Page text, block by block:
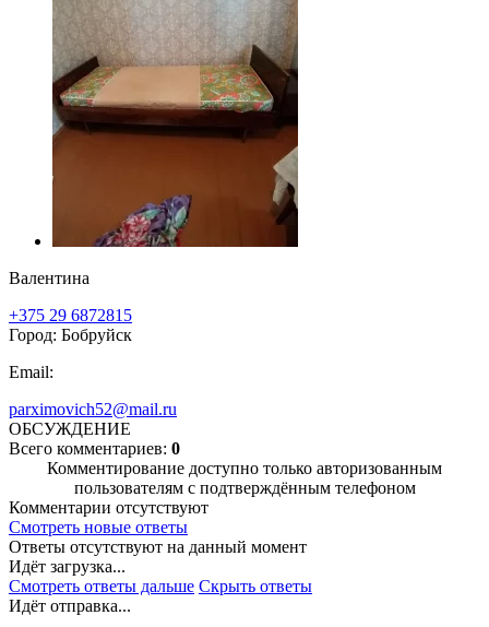
Валентина
+375 29 6872815
Город: Бобруйск
Email:
parximovich52@mail.ru
ОБСУЖДЕНИЕ
Всего комментариев: 0
Комментирование доступно только авторизованным
пользователям с подтверждённым телефоном
Комментарии отсутствуют
Смотреть новые ответы
Ответы отсутствуют на данный момент
Идёт загрузка...
Смотреть ответы дальше Скрыть ответы
Идёт отправка...